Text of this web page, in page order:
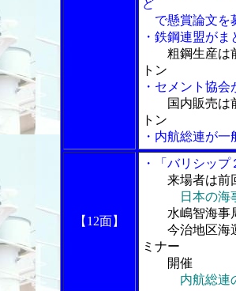
ど
で懸賞論文を
・鉄鋼連盟が
粗鋼生産は
トン
・セメント協
国内販売は
トン
・内航総連が
【12面】
・「バリシッ
来場者は前
日本の海
水嶋智海事局
今治地区海運
ミナー
開催
内航総連